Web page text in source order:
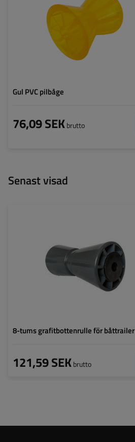
Gul PVC pilbåge
76,09 SEKbrutto
94 mm
Diameter på monteringshål:
14,5 mm
Senast visad
8-tums grafitbottenrulle för båttrailer
121,59 SEKbrutto